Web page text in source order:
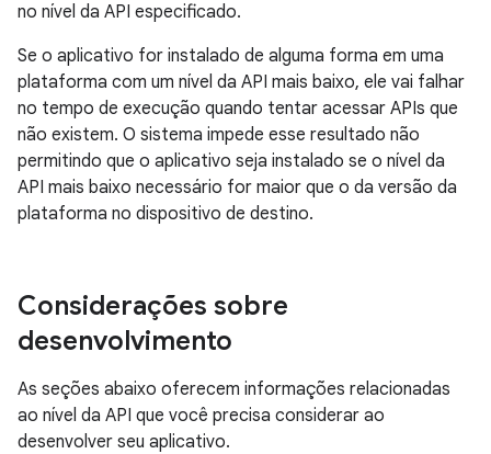
no nível da API especificado.
Se o aplicativo for instalado de alguma forma em uma
plataforma com um nível da API mais baixo, ele vai falhar
no tempo de execução quando tentar acessar APIs que
não existem. O sistema impede esse resultado não
permitindo que o aplicativo seja instalado se o nível da
API mais baixo necessário for maior que o da versão da
plataforma no dispositivo de destino.
Considerações sobre
desenvolvimento
As seções abaixo oferecem informações relacionadas
ao nível da API que você precisa considerar ao
desenvolver seu aplicativo.